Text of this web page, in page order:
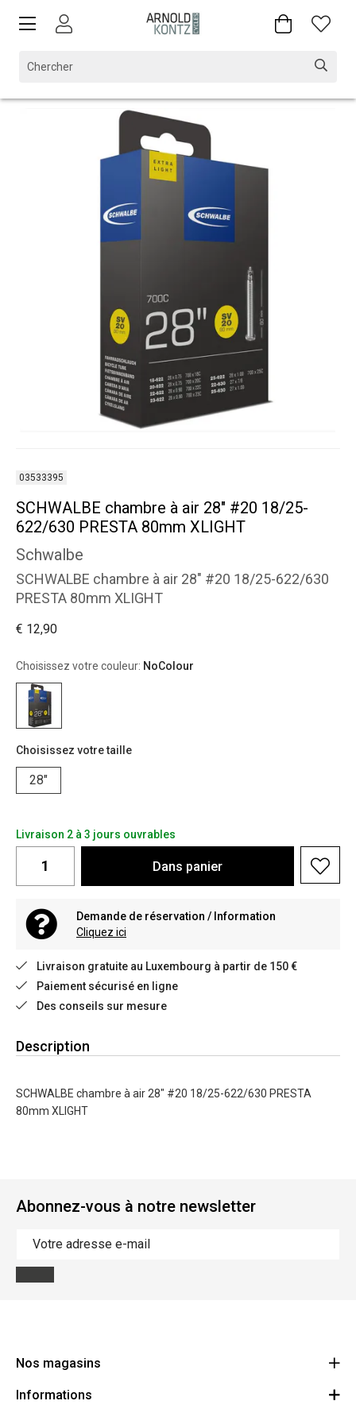
03533395
SCHWALBE chambre à air 28" #20 18/25-
622/630 PRESTA 80mm XLIGHT
Schwalbe
SCHWALBE chambre à air 28" #20 18/25-622/630
PRESTA 80mm XLIGHT
€ 12,90
Choisissez votre couleur: NoColour
Choisissez votre taille
28"
Livraison 2 à 3 jours ouvrables
Dans panier
Demande de réservation / Information
Cliquez ici
Livraison gratuite au Luxembourg à partir de 150 €
Paiement sécurisé en ligne
Des conseils sur mesure
Description
SCHWALBE chambre à air 28" #20 18/25-622/630 PRESTA
80mm XLIGHT
Abonnez-vous à notre newsletter
Nos magasins
Cycles Arnold Kontz Gare / Bonnevoie
Informations